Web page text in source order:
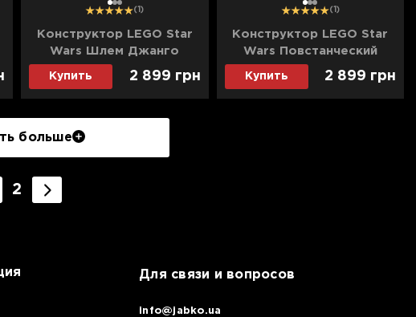
123 (1)
Конструктор LEGO Star
Wars Шлем Джанго
Фетта (75408)
Купить 2 899 грн
12 3 (1)
Конструктор LEGO Star
Wars Повстанческий
истребитель U-Wing
Купить 2 899 грн
больше
2
Для связи и вопросов
info@jabko.ua